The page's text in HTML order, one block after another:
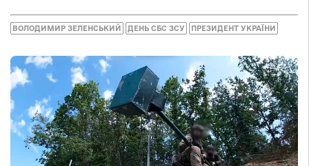
ВОЛОДИМИР ЗЕЛЕНСЬКИЙ ДЕНЬ СБС ЗСУ ПРЕЗИДЕНТ УКРАЇНИ